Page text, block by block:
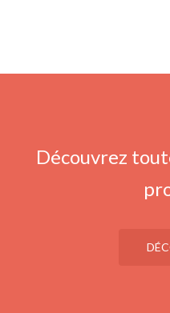
Découvrez